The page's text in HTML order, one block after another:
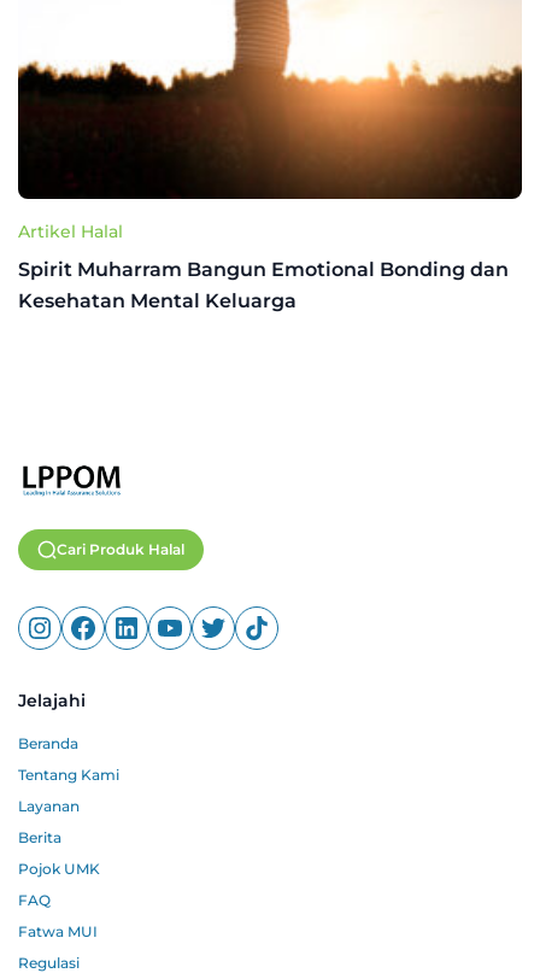
Artikel Halal
Spirit Muharram Bangun Emotional Bonding dan
Kesehatan Mental Keluarga
Cari Produk Halal
Jelajahi
Beranda
Tentang Kami
Layanan
Berita
Pojok UMK
FAQ
Fatwa MUI
Regulasi